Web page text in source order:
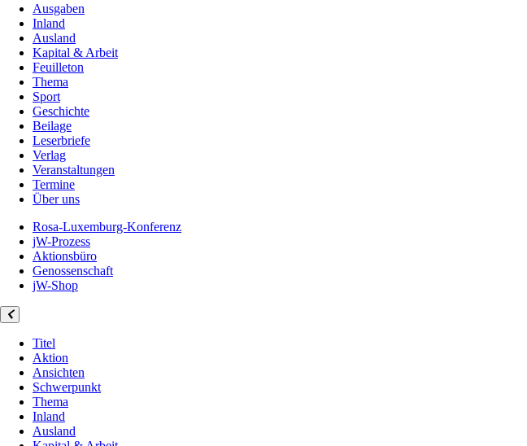
Ausgaben
Inland
Ausland
Kapital & Arbeit
Feuilleton
Thema
Sport
Geschichte
Beilage
Leserbriefe
Verlag
Veranstaltungen
Termine
Über uns
Rosa-Luxemburg-Konferenz
jW-Prozess
Aktionsbüro
Genossenschaft
jW-Shop
Titel
Aktion
Ansichten
Schwerpunkt
Thema
Inland
Ausland